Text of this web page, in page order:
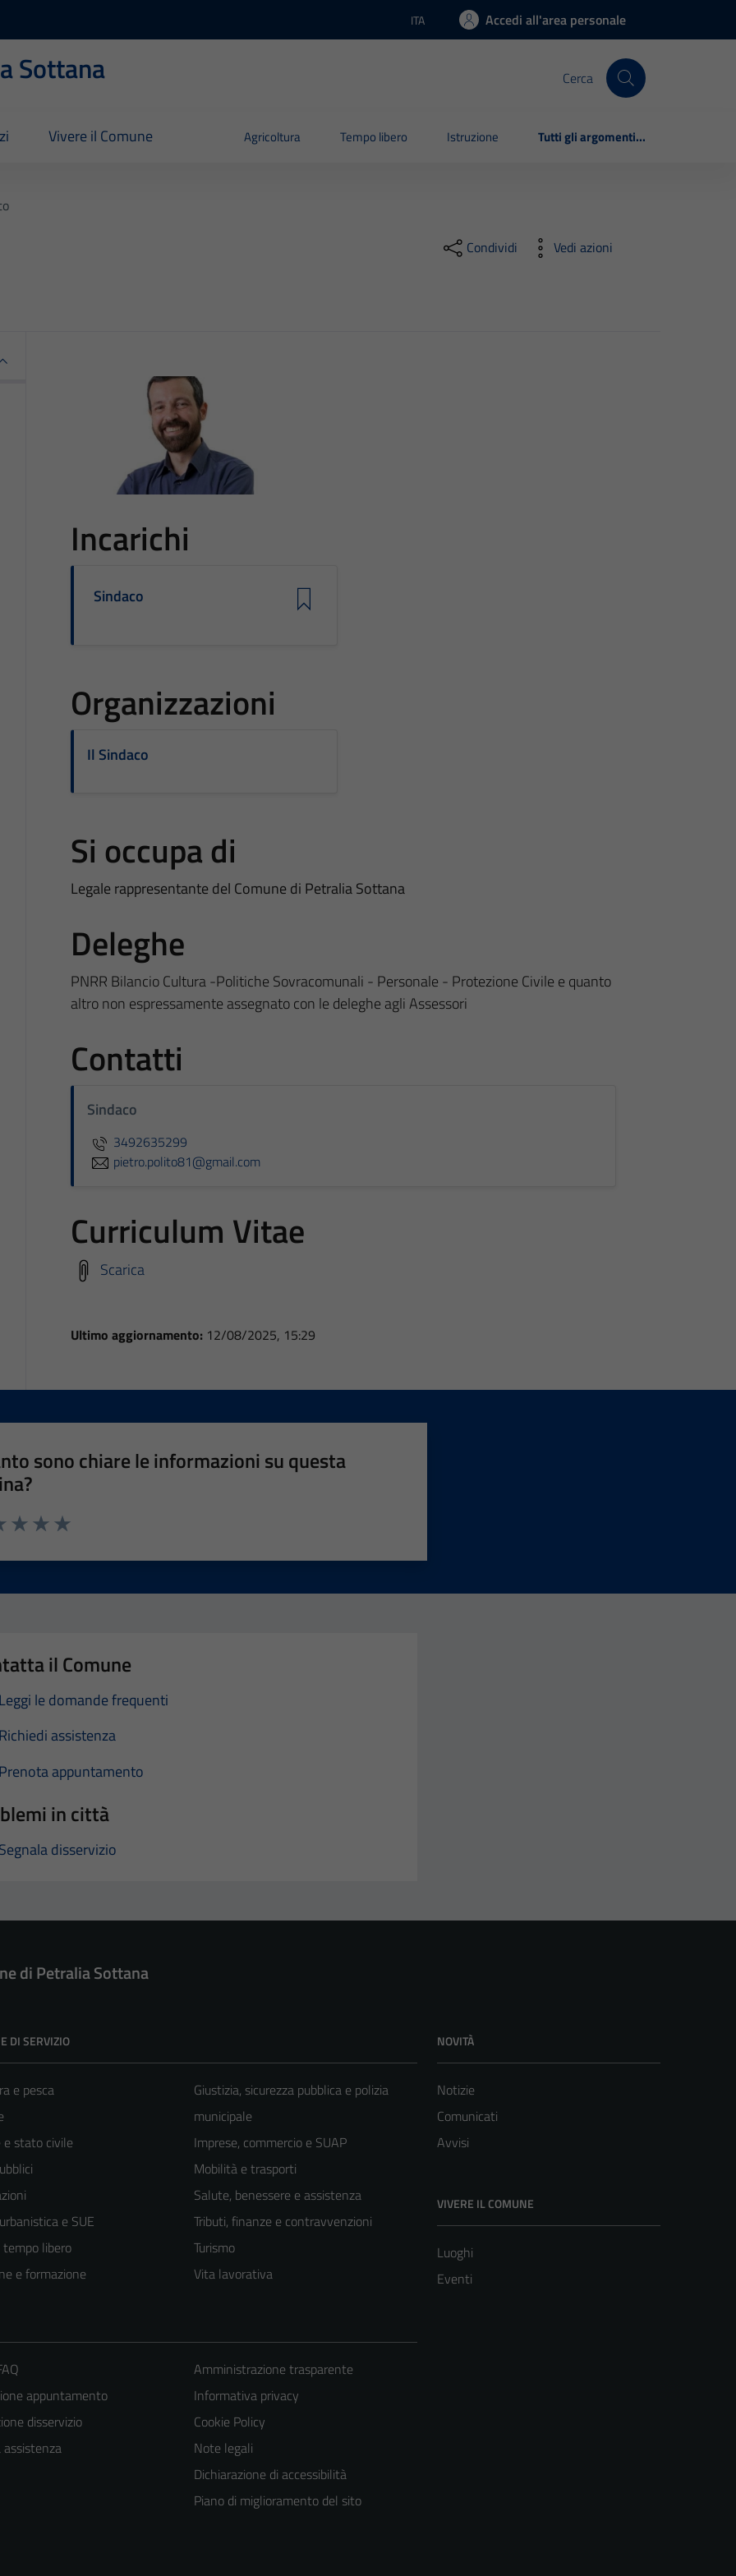
Lingua attiva:
ITA Accedi all'area personale
Sottana Cerca
Vivere il Comune Agricoltura Tempo libero Istruzione Tutti gli argomenti...
Condividi Vedi azioni
Incarichi
Sindaco
Organizzazioni
Il Sindaco
Si occupa di
Legale rappresentante del Comune di Petralia Sottana
Deleghe
PNRR Bilancio Cultura -Politiche Sovracomunali - Personale - Protezione Civile e quanto
altro non espressamente assegnato con le deleghe agli Assessori
Contatti
Sindaco
3492635299
pietro.polito81@gmail.com
Curriculum Vitae
Scarica
Ultimo aggiornamento: 12/08/2025, 15:29
sono chiare le informazioni su questa
il Comune
le domande frequenti
assistenza
appuntamento
in città
disservizio
di Petralia Sottana
DI SERVIZIO
e pesca
e stato civile
e SUE
libero
e formazione
Giustizia, sicurezza pubblica e polizia
municipale
Imprese, commercio e SUAP
Mobilità e trasporti
Salute, benessere e assistenza
Tributi, finanze e contravvenzioni
Turismo
Vita lavorativa
NOVITÀ
Notizie
Comunicati
Avvisi
VIVERE IL COMUNE
Luoghi
Eventi
appuntamento
disservizio
Amministrazione trasparente
Informativa privacy
Cookie Policy
Note legali
Dichiarazione di accessibilità
Piano di miglioramento del sito